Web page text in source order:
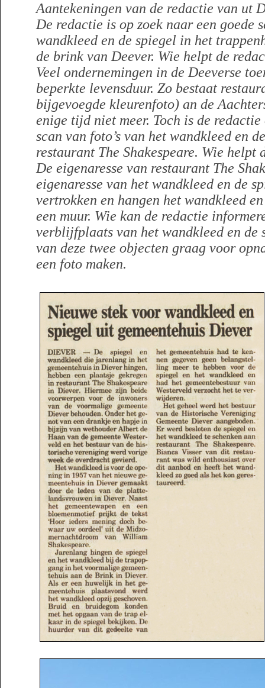
Aantekeningen van de redactie van ut
De redactie is op zoek naar een goede
wandkleed en de spiegel in het
de brink van Deever. Wie helpt de
Veel ondernemingen in de Deeverse
beperkte levensduur. Zo bestaat
bijgevoegde kleurenfoto) an de
enige tijd niet meer. Toch is de redactie
scan van foto’s van het wandkleed en
restaurant The Shakespeare. Wie helpt
De eigenaresse van restaurant The
eigenaresse van het wandkleed en de
vertrokken en hangen het wandkleed
een muur. Wie kan de redactie
verblijfplaats van het wandkleed en de
van deze twee objecten graag voor
een foto maken.